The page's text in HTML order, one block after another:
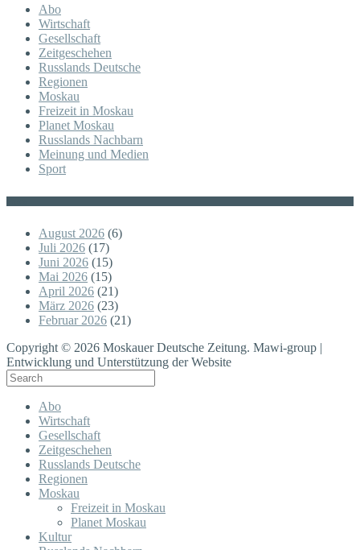
Abo
Wirtschaft
Gesellschaft
Zeitgeschehen
Russlands Deutsche
Regionen
Moskau
Freizeit in Moskau
Planet Moskau
Russlands Nachbarn
Meinung und Medien
Sport
August 2026 (6)
Juli 2026 (17)
Juni 2026 (15)
Mai 2026 (15)
April 2026 (21)
März 2026 (23)
Februar 2026 (21)
Copyright © 2026 Moskauer Deutsche Zeitung. Mawi-group |
Entwicklung und Unterstützung der Website
Abo
Wirtschaft
Gesellschaft
Zeitgeschehen
Russlands Deutsche
Regionen
Moskau
Freizeit in Moskau
Planet Moskau
Kultur